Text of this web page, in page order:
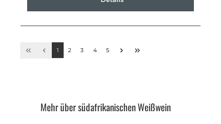
1 2 3 4 5
Mehr über südafrikanischen Weißwein